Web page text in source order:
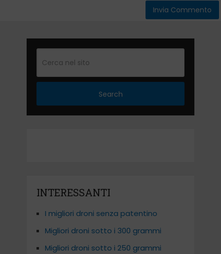
Search
INTERESSANTI
I migliori droni senza patentino
Migliori droni sotto i 300 grammi
Migliori droni sotto i 250 grammi